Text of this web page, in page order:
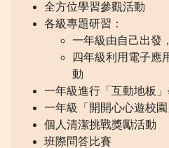
全方位學習參觀活動
各級專題研習：
一年級由自己出發
四年級利用電子應
動
一年級進行「互動地板
一年級「開開心心遊校
個人清潔挑戰獎勵活動
班際問答比賽